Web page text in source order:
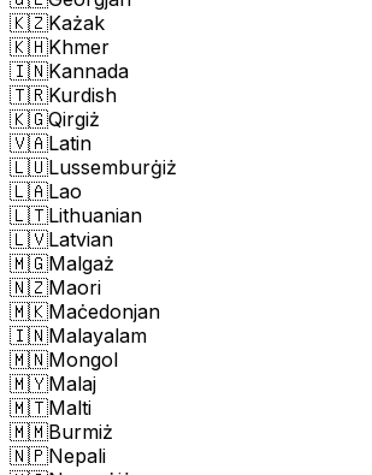
🇰🇿Każak
🇰🇭Khmer
🇮🇳Kannada
🇹🇷Kurdish
🇰🇬Qirgiż
🇻🇦Latin
🇱🇺Lussemburġiż
🇱🇦Lao
🇱🇹Lithuanian
🇱🇻Latvian
🇲🇬Malgaż
🇳🇿Maori
🇲🇰Maċedonjan
🇮🇳Malayalam
🇲🇳Mongol
🇲🇾Malaj
🇲🇹Malti
🇲🇲Burmiż
🇳🇵Nepali